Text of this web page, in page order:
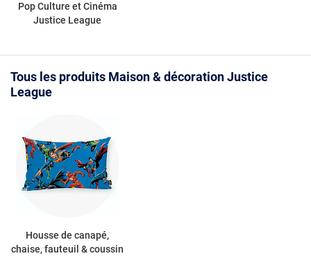
Pop Culture et Cinéma
Justice League
Tous les produits Maison & décoration Justice
League
Housse de canapé,
chaise, fauteuil & coussin